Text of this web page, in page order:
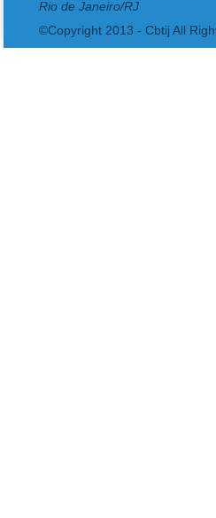
Rio de Janeiro/RJ
©Copyright 2013 - Cbtij All